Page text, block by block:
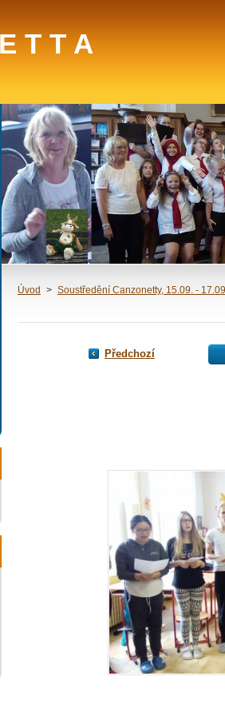
T T A
Úvod > Soustředění Canzonetty, 15.09. -
Předchozí